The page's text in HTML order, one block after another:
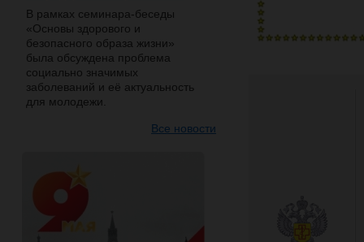
В рамках семинара-беседы
«Основы здорового и
безопасного образа жизни»
была обсуждена проблема
социально значимых
заболеваний и её актуальность
для молодежи.
Все новости